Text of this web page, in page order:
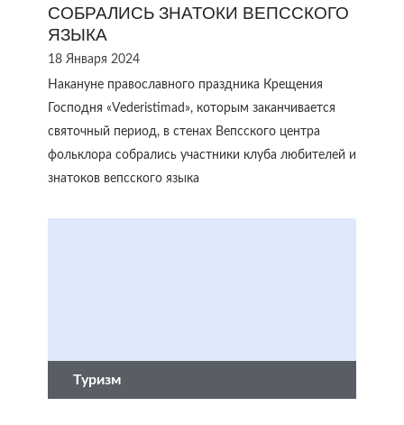
СОБРАЛИСЬ ЗНАТОКИ ВЕПССКОГО
ЯЗЫКА
18 Января 2024
Накануне православного праздника Крещения
Господня «Vеderistimad», которым заканчивается
святочный период, в стенах Вепсского центра
фольклора собрались участники клуба любителей и
знатоков вепсского языка
Туризм